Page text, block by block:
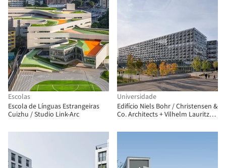
Escolas
Escola de Línguas Estrangeiras
Cuizhu / Studio Link-Arc
Universidade
Edifício Niels Bohr / Christensen &
Co. Architects + Vilhelm Lauritzen